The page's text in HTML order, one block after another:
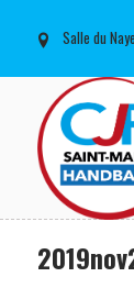
Salle du